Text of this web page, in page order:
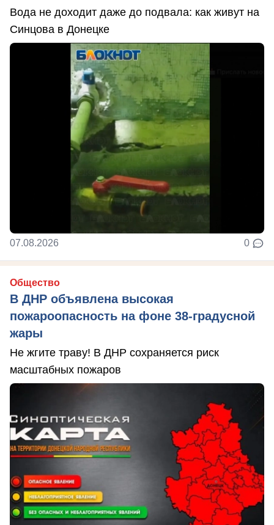
Вода не доходит даже до подвала: как живут на
Синцова в Донецке
07.08.2026 0
Общество
В ДНР объявлена высокая
пожароопасность на фоне 38-градусной
жары
Не жгите траву! В ДНР сохраняется риск
масштабных пожаров